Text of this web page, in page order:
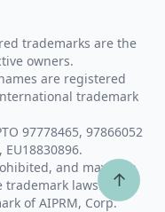
trademarks are the
owners.
are registered
trademark
97778465, 97866052
EU18830896.
and may be a
laws.
of AIPRM, Corp.
↑